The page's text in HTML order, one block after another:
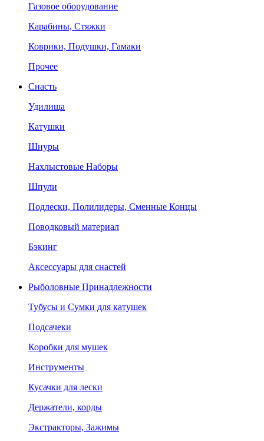
Газовое оборудование
Карабины, Стяжки
Коврики, Подушки, Гамаки
Прочее
Снасть
Удилища
Катушки
Шнуры
Нахлыстовые Наборы
Шпули
Подлески, Полилидеры, Сменные Концы
Поводковый материал
Бэкинг
Аксессуары для снастей
Рыболовные Принадлежности
Тубусы и Сумки для катушек
Подсачеки
Коробки для мушек
Инструменты
Кусачки для лески
Держатели, корды
Экстракторы, Зажимы